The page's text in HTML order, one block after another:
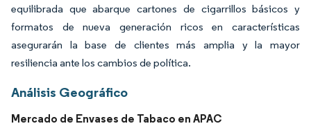
equilibrada que abarque cartones de cigarrillos básicos y
formatos de nueva generación ricos en características
asegurarán la base de clientes más amplia y la mayor
resiliencia ante los cambios de política.
Análisis Geográfico
Mercado de Envases de Tabaco en APAC